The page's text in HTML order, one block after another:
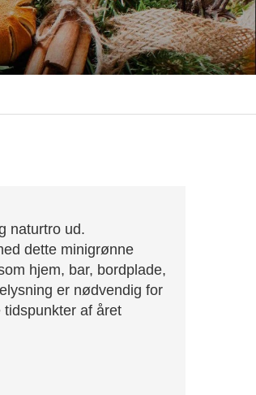
naturtro ud.
dette minigrønne
hjem, bar, bordplade,
er nødvendig for
af året